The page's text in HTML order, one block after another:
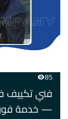
85
فني تكييف
— خدمة